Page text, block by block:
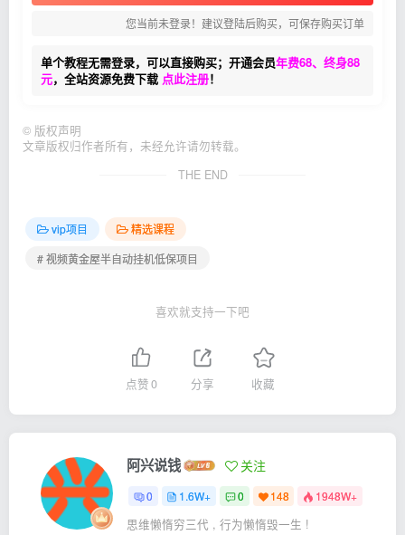
您当前未登录！建议登陆后购买，可保存购买订单
单个教程无需登录，可以直接购买；开通会员年费68、终身88
元，全站资源免费下载 点此注册！
© 版权声明
文章版权归作者所有，未经允许请勿转载。
THE END
vip项目
精选课程
# 视频黄金屋半自动挂机低保项目
喜欢就支持一下吧
点赞0 分享 收藏
阿兴说钱 关注
0 1.6W+ 0 148 1948W+
思维懒惰穷三代 , 行为懒惰毁一生 !